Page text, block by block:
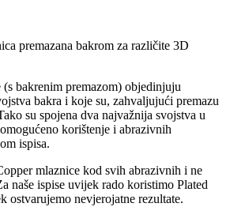
premazana bakrom za različite 3D
bakrenim premazom) objedinjuju
bakra i koje su, zahvaljujući premazu
su spojena dva najvažnija svojstva u
korištenje i abrazivnih
ispisa.
mlaznice kod svih abrazivnih i ne
naše ispise uvijek rado koristimo Plated
ostvarujemo nevjerojatne rezultate.